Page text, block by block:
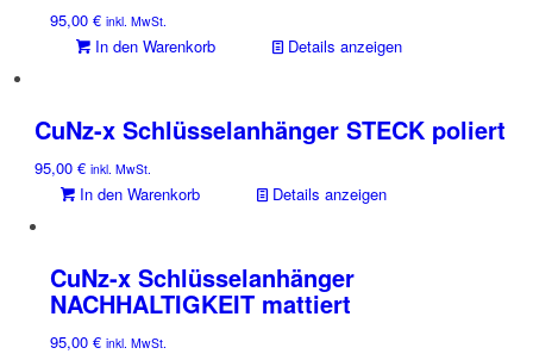
95,00€ inkl. MwSt.
In den Warenkorb Details anzeigen
CuNz-x Schlüsselanhänger STECK poliert
95,00€ inkl. MwSt.
In den Warenkorb Details anzeigen
CuNz-x Schlüsselanhänger
NACHHALTIGKEIT mattiert
95,00€ inkl. MwSt.